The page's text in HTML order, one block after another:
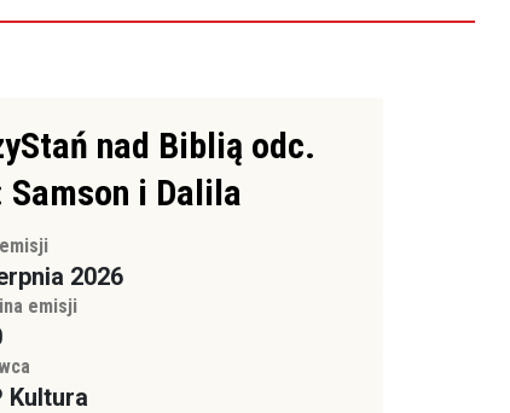
nad Biblią odc.
Samson i Dalila
2026
emisji
Kultura